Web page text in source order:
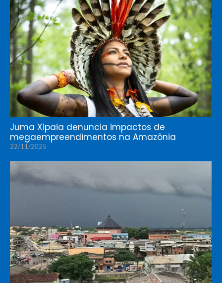
Juma Xipaia denuncia impactos de
megaempreendimentos na Amazônia
22/11/2025